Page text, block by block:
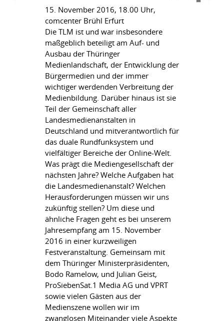
15. November 2016, 18.00 Uhr,
comcenter Brühl Erfurt
Die TLM ist und war insbesondere
maßgeblich beteiligt am Auf- und
Ausbau der Thüringer
Medienlandschaft, der Entwicklung der
Bürgermedien und der immer
wichtiger werdenden Verbreitung der
Medienbildung. Darüber hinaus ist sie
Teil der Gemeinschaft aller
Landesmedienanstalten in
Deutschland und mitverantwortlich für
das duale Rundfunksystem und
vielfältiger Bereiche der Online-Welt.
Was prägt die Mediengesellschaft der
nächsten Jahre? Welche Aufgaben hat
die Landesmedienanstalt? Welchen
Herausforderungen müssen wir uns
zukünftig stellen? Um diese und
ähnliche Fragen geht es bei unserem
Jahresempfang am 15. November
2016 in einer kurzweiligen
Festveranstaltung. Gemeinsam mit
dem Thüringer Ministerpräsidenten,
Bodo Ramelow, und Julian Geist,
ProSiebenSat.1 Media AG und VPRT
sowie vielen Gästen aus der
Medienszene wollen wir im
zwanglosen Miteinander viele Aspekte